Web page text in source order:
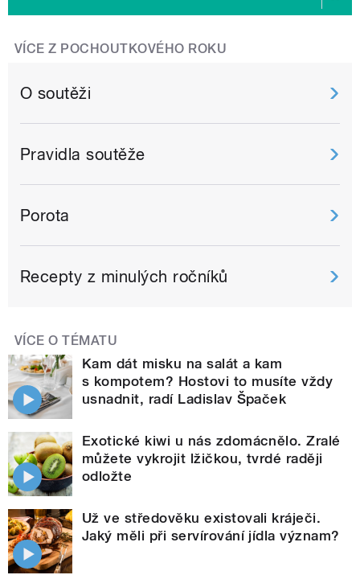
VÍCE Z POCHOUTKOVÉHO ROKU
O soutěži
Pravidla soutěže
Porota
Recepty z minulých ročníků
VÍCE O TÉMATU
Kam dát misku na salát a kam
s kompotem? Hostovi to musíte vždy
usnadnit, radí Ladislav Špaček
Exotické kiwi u nás zdomácnělo. Zralé
můžete vykrojit lžičkou, tvrdé raději
odložte
Už ve středověku existovali kráječi.
Jaký měli při servírování jídla význam?